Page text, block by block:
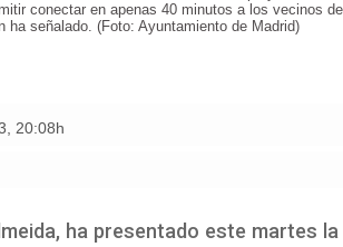
conectar en apenas 40 minutos a los vecinos de
ha señalado. (Foto: Ayuntamiento de Madrid)
, 20:08h
ha presentado este martes la